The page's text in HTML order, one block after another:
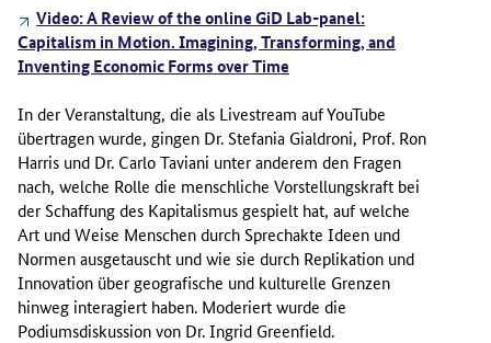
Video:A Review of the online GiD Lab-panel:
Capitalism in Motion. Imagining, Transforming, and
Inventing Economic Forms over Time
In der Veranstaltung, die als Livestream auf YouTube
übertragen wurde, gingen Dr. Stefania Gialdroni, Prof. Ron
Harris und Dr. Carlo Taviani unter anderem den Fragen
nach, welche Rolle die menschliche Vorstellungskraft bei
der Schaffung des Kapitalismus gespielt hat, auf welche
Art und Weise Menschen durch Sprechakte Ideen und
Normen ausgetauscht und wie sie durch Replikation und
Innovation über geografische und kulturelle Grenzen
hinweg interagiert haben. Moderiert wurde die
Podiumsdiskussion von Dr. Ingrid Greenfield.